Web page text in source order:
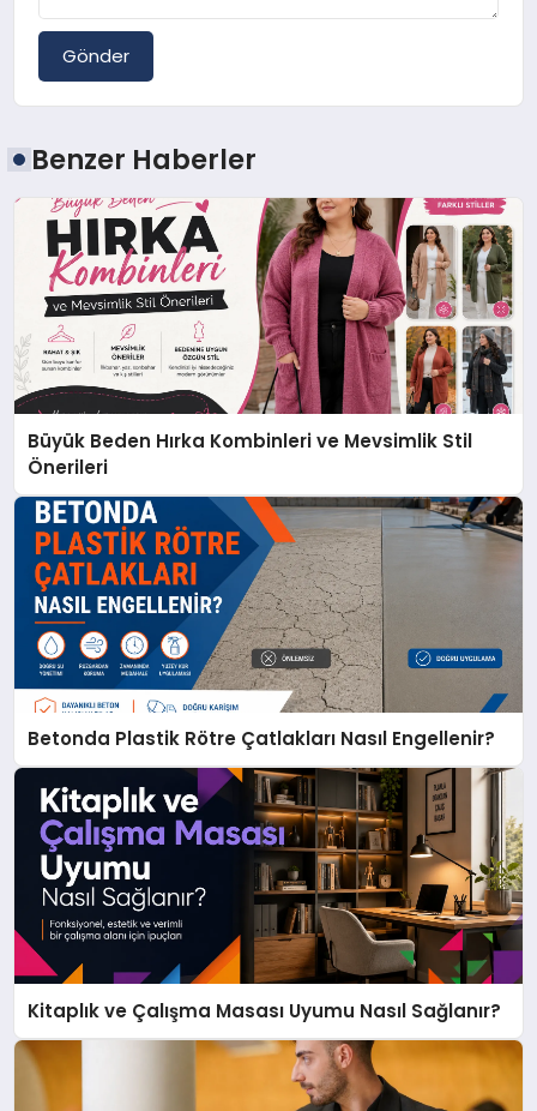
Gönder
Benzer Haberler
Büyük Beden Hırka Kombinleri ve Mevsimlik Stil
Önerileri
Betonda Plastik Rötre Çatlakları Nasıl Engellenir?
Kitaplık ve Çalışma Masası Uyumu Nasıl Sağlanır?